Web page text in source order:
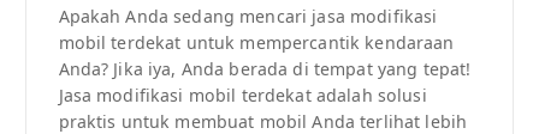
Apakah Anda sedang mencari jasa modifikasi
mobil terdekat untuk mempercantik kendaraan
Anda? Jika iya, Anda berada di tempat yang tepat!
Jasa modifikasi mobil terdekat adalah solusi
praktis untuk membuat mobil Anda terlihat lebih